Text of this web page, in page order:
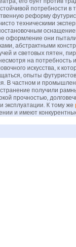
потребности в
реформу
техническими
оформление они
абстрактными
и световых пятен,
на потребность
искусства, к
опыты
В частном и
получили
прочностью,
эксплуатации. К тому же
и имеют